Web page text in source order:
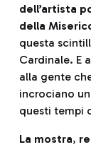
dell’artista
della
questa
Cardinale. E
alla gente
incrociano
questi tempi
La mostra,